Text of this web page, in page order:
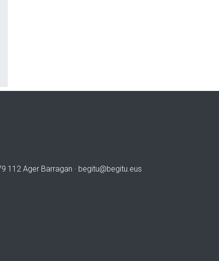
112 Ager Barragan · begitu@begitu.eus